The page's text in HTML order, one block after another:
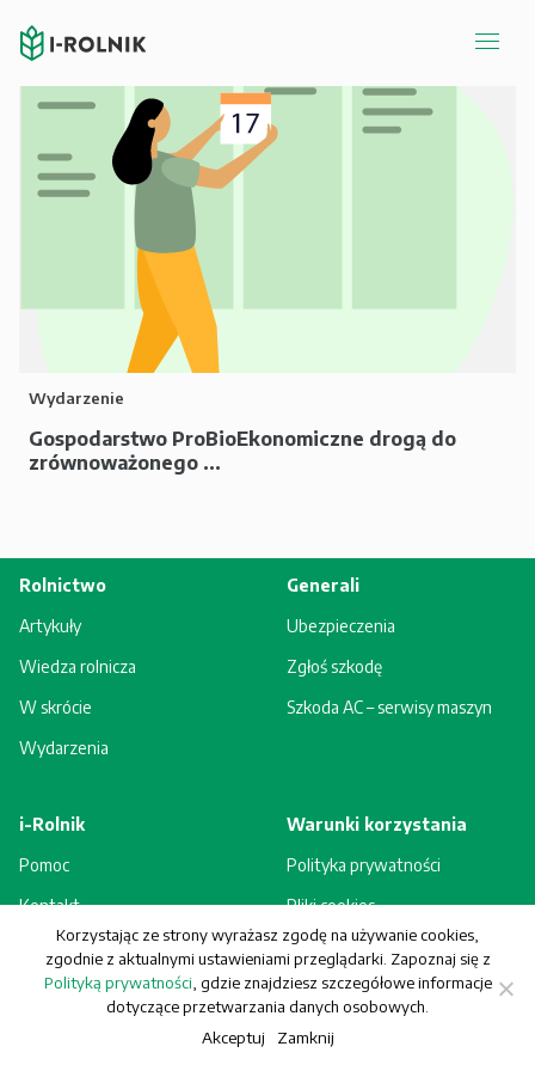
Wydarzenie
Gospodarstwo ProBioEkonomiczne drogą do
zrównoważonego ...
Rolnictwo
Artykuły
Wiedza rolnicza
W skrócie
Wydarzenia
Generali
Ubezpieczenia
Zgłoś szkodę
Szkoda AC – serwisy maszyn
i-Rolnik
Pomoc
Kontakt
Rejestracja - korzyści
Warunki korzystania
Polityka prywatności
Pliki cookies
Regulamin
© Generali Towarzystwo Ubezpieczeń S.A. Wszelkie prawa zastrzeżone.
Korzystając ze strony wyrażasz zgodę na używanie cookies,
zgodnie z aktualnymi ustawieniami przeglądarki. Zapoznaj się z
Polityką prywatności , gdzie znajdziesz szczegółowe informacje
dotyczące przetwarzania danych osobowych.
Akceptuj Zamknij